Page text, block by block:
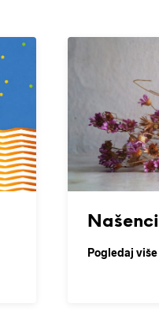
Pogledaj